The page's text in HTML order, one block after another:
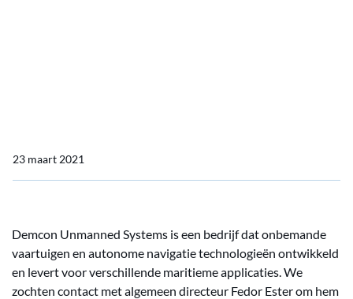
23 maart 2021
Demcon Unmanned Systems is een bedrijf dat onbemande
vaartuigen en autonome navigatie technologieën ontwikkeld
en levert voor verschillende maritieme applicaties. We
zochten contact met algemeen directeur Fedor Ester om hem